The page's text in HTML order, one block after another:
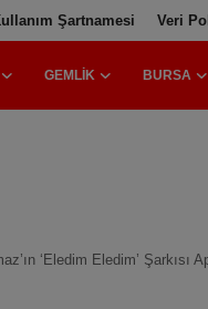
Şartnamesi Veri
GEMLIK BURSA
‘Eledim Eledim’ Şarkısı